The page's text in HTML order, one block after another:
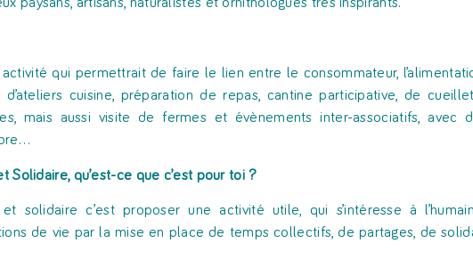
paysans, artisans, naturalistes et ornithologues très inspirants.
activité qui permettrait de faire le lien entre le consommateur,
cuisine, préparation de repas, cantine participative, de
mais aussi visite de fermes et évènements inter-associatifs, avec
Solidaire, qu’est-ce que c’est pour toi ?
et solidaire c’est proposer une activité utile, qui s’intéresse à
de vie par la mise en place de temps collectifs, de partages, de